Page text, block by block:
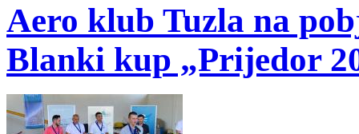
Aero klub Tuzla na
Blanki kup „Prijedor